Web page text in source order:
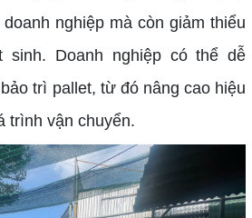
nghiệp mà còn giảm thiểu
sinh. Doanh nghiệp có thể dễ
trì pallet, từ đó nâng cao hiệu
trình vận chuyển.